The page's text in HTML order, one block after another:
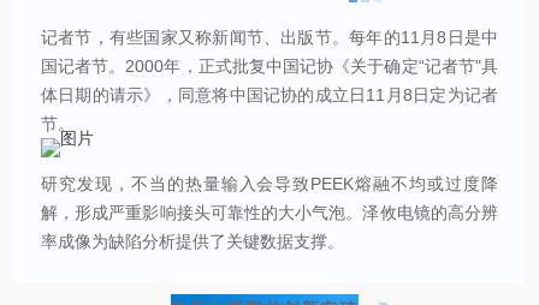
记者节，有些国家又称新闻节、出版节。每年的11月8日是中
国记者节。2000年，正式批复中国记协《关于确定“记者节"具
体日期的请示》，同意将中国记协的成立日11月8日定为记者
节。
研究发现，不当的热量输入会导致PEEK熔融不均或过度降
解，形成严重影响接头可靠性的大小气泡。泽攸电镜的高分辨
率成像为缺陷分析提供了关键数据支撑。